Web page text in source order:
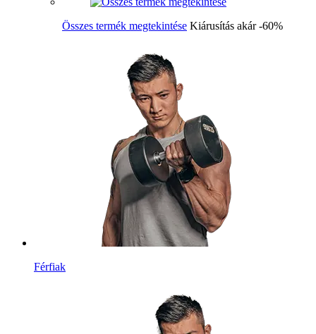
Összes termék megtekintése Kiárusítás akár -60%
Férfiak